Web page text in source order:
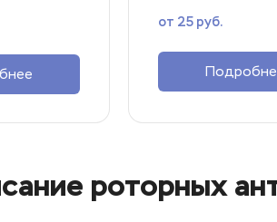
от 25 руб.
роторных